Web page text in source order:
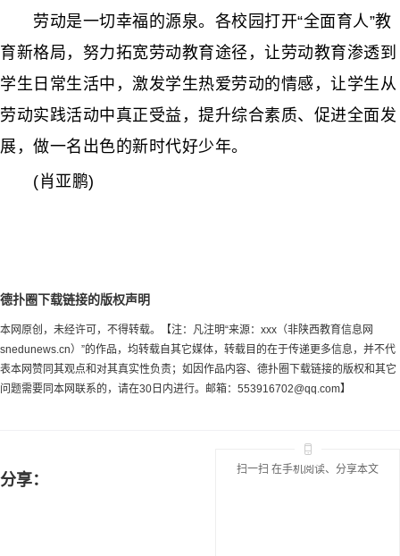
劳动是一切幸福的源泉。各校园打开“全面育人”教
育新格局，努力拓宽劳动教育途径，让劳动教育渗透到
学生日常生活中，激发学生热爱劳动的情感，让学生从
劳动实践活动中真正受益，提升综合素质、促进全面发
展，做一名出色的新时代好少年。
(肖亚鹏)
德扑圈下载链接的版权声明
本网原创，未经许可，不得转载。【注：凡注明“来源：xxx（非陕西教育信息网
snedunews.cn）”的作品，均转载自其它媒体，转载目的在于传递更多信息，并不代
表本网赞同其观点和对其真实性负责；如因作品内容、德扑圈下载链接的版权和其它
问题需要同本网联系的，请在30日内进行。邮箱： 553916702@qq.com】
分享：
扫一扫 在手机阅读、分享本文